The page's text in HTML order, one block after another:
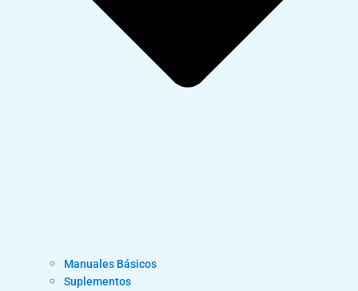
Manuales Básicos
Suplementos